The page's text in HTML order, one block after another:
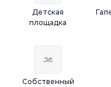
Детская
площадка
Собственный